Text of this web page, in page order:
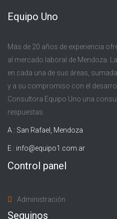
Equipo Uno
Más de 20 años de experiencia
al mercado laboral de Mendoza.
en cada una de sus áreas,
y a su compromiso con el
Consultora Equipo Uno una
respuestas.
A : San Rafael, Mendoza
E : info@equipo1.com.ar
Control panel
Administración
Seguinos